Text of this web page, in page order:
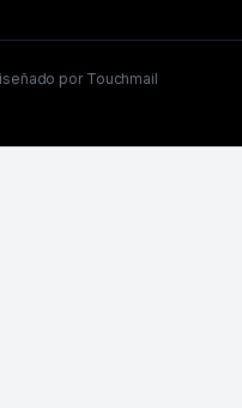
por Touchmail